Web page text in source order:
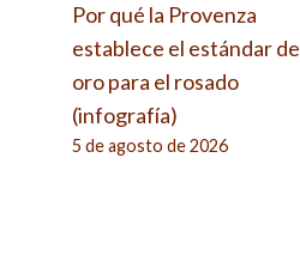
Por qué la Provenza
establece el estándar de
oro para el rosado
(infografía)
5 de agosto de 2026